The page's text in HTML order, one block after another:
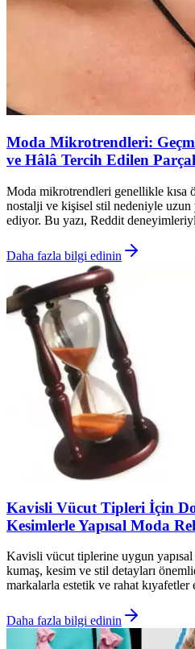
Moda Mikrotrendleri:
ve Hâlâ Tercih Edilen
Moda mikrotrendleri genellikle kısa
nostalji ve kişisel stil nedeniyle uzun
ediyor. Bu yazı, Reddit
Daha fazla bilgi edinin
Kavisli Vücut Tipleri İçin
Kesimlerle Yapısal Moda
Kavisli vücut tiplerine uygun
kumaş, kesim ve stil detayları
markalarla estetik ve rahat kıyafetler
Daha fazla bilgi edinin